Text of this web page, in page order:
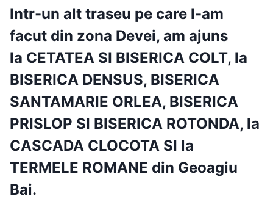
Intr-un alt traseu pe care l-am
facut din zona Devei, am ajuns
la CETATEA SI BISERICA COLT, la
BISERICA DENSUS, BISERICA
SANTAMARIE ORLEA, BISERICA
PRISLOP SI BISERICA ROTONDA, la
CASCADA CLOCOTA SI la
TERMELE ROMANE din Geoagiu
Bai.